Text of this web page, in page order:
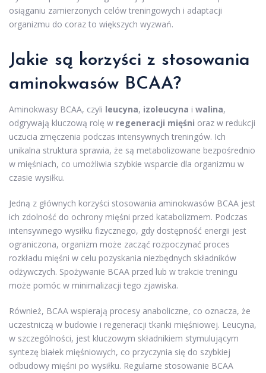
osiąganiu zamierzonych celów treningowych i adaptacji
organizmu do coraz to większych wyzwań.
Jakie są korzyści z stosowania
aminokwasów BCAA?
Aminokwasy BCAA, czyli leucyna, izoleucyna i walina,
odgrywają kluczową rolę w regeneracji mięśni oraz w redukcji
uczucia zmęczenia podczas intensywnych treningów. Ich
unikalna struktura sprawia, że są metabolizowane bezpośrednio
w mięśniach, co umożliwia szybkie wsparcie dla organizmu w
czasie wysiłku.
Jedną z głównych korzyści stosowania aminokwasów BCAA jest
ich zdolność do ochrony mięśni przed katabolizmem. Podczas
intensywnego wysiłku fizycznego, gdy dostępność energii jest
ograniczona, organizm może zacząć rozpoczynać proces
rozkładu mięśni w celu pozyskania niezbędnych składników
odżywczych. Spożywanie BCAA przed lub w trakcie treningu
może pomóc w minimalizacji tego zjawiska.
Również, BCAA wspierają procesy anaboliczne, co oznacza, że
uczestniczą w budowie i regeneracji tkanki mięśniowej. Leucyna,
w szczególności, jest kluczowym składnikiem stymulującym
syntezę białek mięśniowych, co przyczynia się do szybkiej
odbudowy mięśni po wysiłku. Regularne stosowanie BCAA